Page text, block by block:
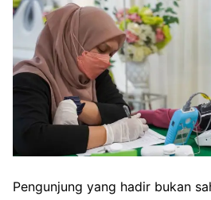
Pengunjung yang hadir bukan